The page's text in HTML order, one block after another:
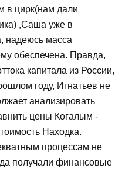
в цирк(нам дали
,Саша уже в
надеюсь масса
обеспечена. Правда,
капитала из России,
году, Игнатьев не
анализировать
цены Когалым -
Находка.
процессам не
получали финансовые